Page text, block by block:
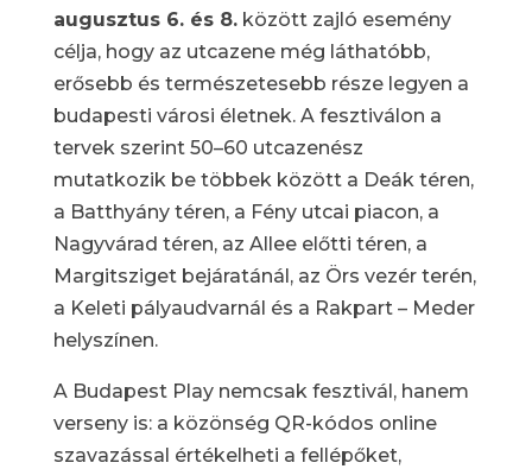
augusztus 6. és 8.között zajló esemény
célja, hogy az utcazene még láthatóbb,
erősebb és természetesebb része legyen a
budapesti városi életnek. A fesztiválon a
tervek szerint 50–60 utcazenész
mutatkozik be többek között a Deák téren,
a Batthyány téren, a Fény utcai piacon, a
Nagyvárad téren, az Allee előtti téren, a
Margitsziget bejáratánál, az Örs vezér terén,
a Keleti pályaudvarnál és a Rakpart – Meder
helyszínen.
A Budapest Play nemcsak fesztivál, hanem
verseny is: a közönség QR-kódos online
szavazással értékelheti a fellépőket,